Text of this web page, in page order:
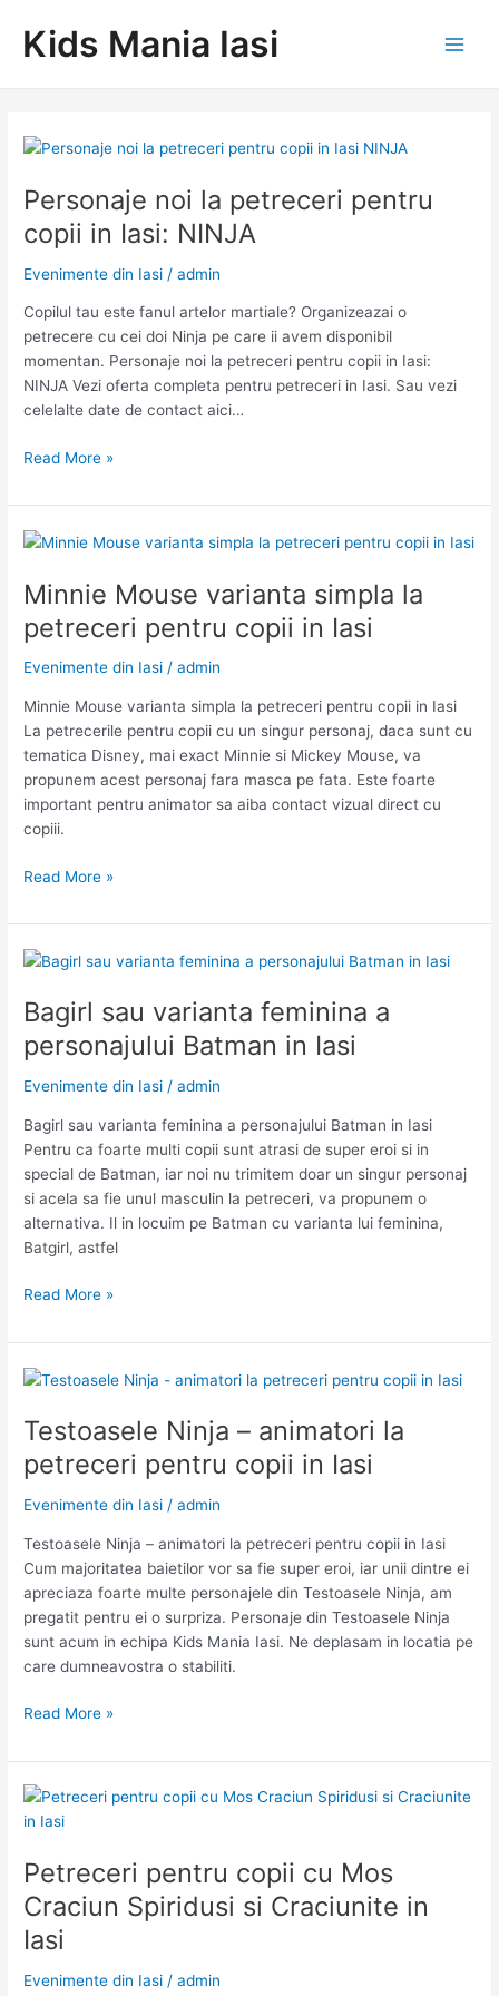
contentKids Mania Iasi
Personaje noi la petreceri pentru
copii in Iasi: NINJA
Evenimente din Iasi /admin
Copilul tau este fanul artelor martiale? Organizeazai o
petrecere cu cei doi Ninja pe care ii avem disponibil
momentan. Personaje noi la petreceri pentru copii in Iasi:
NINJA Vezi oferta completa pentru petreceri in Iasi. Sau vezi
celelalte date de contact aici…
Personaje
la
petreceri
in
Iasi:
Read More »
Minnie Mouse varianta simpla la
petreceri pentru copii in Iasi
Evenimente din Iasi /admin
Minnie Mouse varianta simpla la petreceri pentru copii in Iasi
La petrecerile pentru copii cu un singur personaj, daca sunt cu
tematica Disney, mai exact Minnie si Mickey Mouse, va
propunem acest personaj fara masca pe fata. Este foarte
important pentru animator sa aiba contact vizual direct cu
copiii.
Minnie
varianta
simpla
petreceri
pentru
copii
Iasi
Read More »
Bagirl sau varianta feminina a
personajului Batman in Iasi
Evenimente din Iasi /admin
Bagirl sau varianta feminina a personajului Batman in Iasi
Pentru ca foarte multi copii sunt atrasi de super eroi si in
special de Batman, iar noi nu trimitem doar un singur personaj
si acela sa fie unul masculin la petreceri, va propunem o
alternativa. Il in locuim pe Batman cu varianta lui feminina,
Batgirl, astfel
Bagirl
varianta
feminina
a
personajului
Batman
in
Read More »
Testoasele Ninja – animatori la
petreceri pentru copii in Iasi
Evenimente din Iasi /admin
Testoasele Ninja – animatori la petreceri pentru copii in Iasi
Cum majoritatea baietilor vor sa fie super eroi, iar unii dintre ei
apreciaza foarte multe personajele din Testoasele Ninja, am
pregatit pentru ei o surpriza. Personaje din Testoasele Ninja
sunt acum in echipa Kids Mania Iasi. Ne deplasam in locatia pe
care dumneavostra o stabiliti.
Testoasele
–
animatori
pentru
copii
in
Iasi
Read More »
Petreceri pentru copii cu Mos
Craciun Spiridusi si Craciunite in
Iasi
Evenimente din Iasi /admin